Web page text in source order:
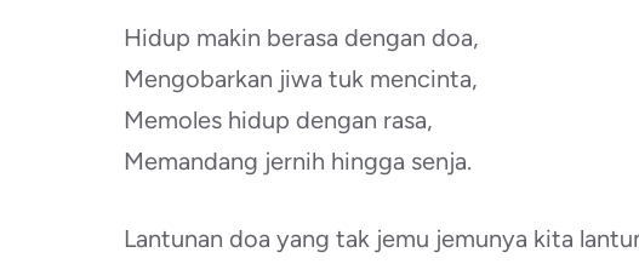
Hidup makin berasa dengan doa,
Mengobarkan jiwa tuk mencinta,
Memoles hidup dengan rasa,
Memandang jernih hingga senja.
Lantunan doa yang tak jemu jemunya kita